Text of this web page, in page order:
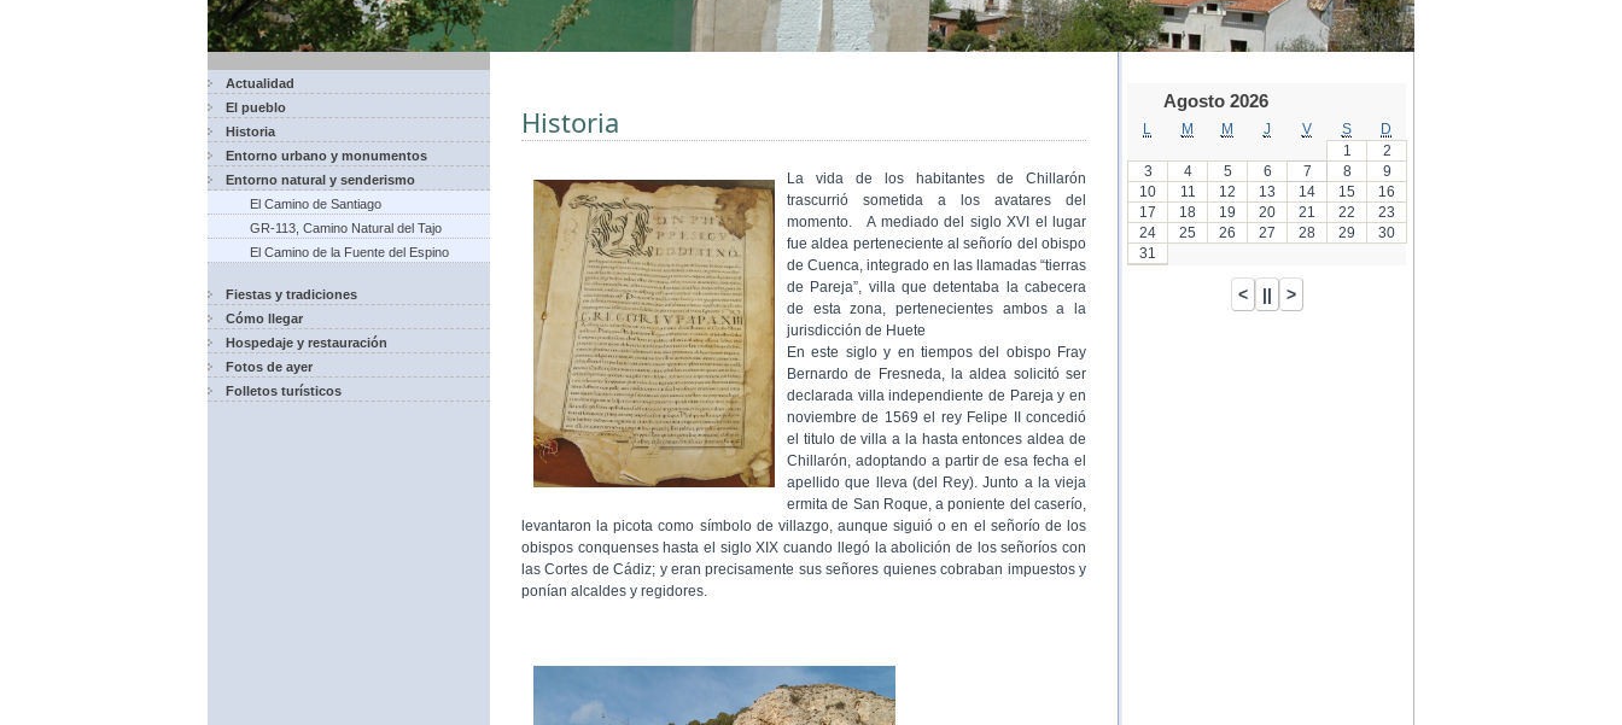
Actualidad
El pueblo
Historia
Entorno urbano y monumentos
Entorno natural y senderismo
El Camino de Santiago
GR-113, Camino Natural del Tajo
El Camino de la Fuente del Espino
Fiestas y tradiciones
Cómo llegar
Hospedaje y restauración
Fotos de ayer
Folletos turísticos
Historia
La vida de los habitantes de Chillarón
trascurrió sometida a los avatares del
momento. A mediado del siglo XVI el lugar
fue aldea perteneciente al señorío del obispo
de Cuenca, integrado en las llamadas “tierras
de Pareja”, villa que detentaba la cabecera
de esta zona, pertenecientes ambos a la
jurisdicción de Huete
En este siglo y en tiempos del obispo Fray
Bernardo de Fresneda, la aldea solicitó ser
declarada villa independiente de Pareja y en
noviembre de 1569 el rey Felipe II concedió
el titulo de villa a la hasta entonces aldea de
Chillarón, adoptando a partir de esa fecha el
apellido que lleva (del Rey). Junto a la vieja
ermita de San Roque, a poniente del caserío,
levantaron la picota como símbolo de villazgo, aunque siguió o en el señorío de los
obispos conquenses hasta el siglo XIX cuando llegó la abolición de los señoríos con
las Cortes de Cádiz; y eran precisamente sus señores quienes cobraban impuestos y
ponían alcaldes y regidores.
Agosto 2026
M M J V S
D
1
2
3
4 5 6 7 8
9
10
11 12 13 14 15
16
17
18 19 20 21 22
23
24
25 26 27 28 29
30
31